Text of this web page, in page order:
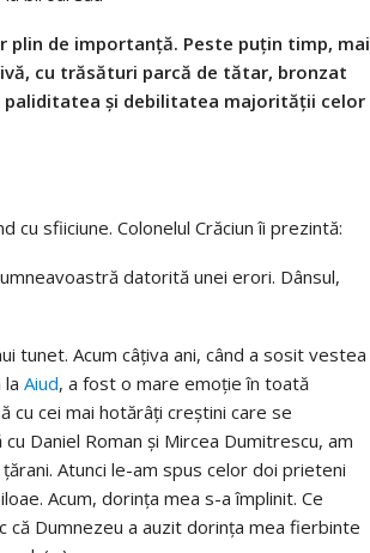
plin de importanţă. Peste puţin timp, mai
cu trăsături parcă de tătar, bronzat
paliditatea şi debilitatea majorităţii celor
cu sfiiciune. Colonelul Crăciun îi prezintă:
datorită unei erori. Dânsul,
tunet. Acum câţiva ani, când a sosit vestea
Aiud, a fost o mare emoţie în toată
cu cei mai hotărâţi creştini care se
Daniel Roman şi Mircea Dumitrescu, am
Atunci le-am spus celor doi prieteni
Acum, dorinţa mea s-a împlinit. Ce
că Dumnezeu a auzit dorinţa mea fierbinte